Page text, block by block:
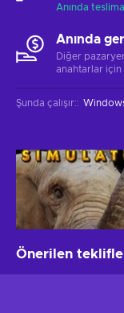
Anında
Anında
Diğer
anahtarlar için
Şunda çalışır::
Önerilen